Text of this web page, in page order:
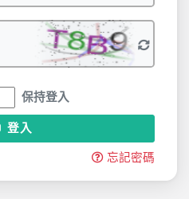
保持登入
登入
忘記密碼